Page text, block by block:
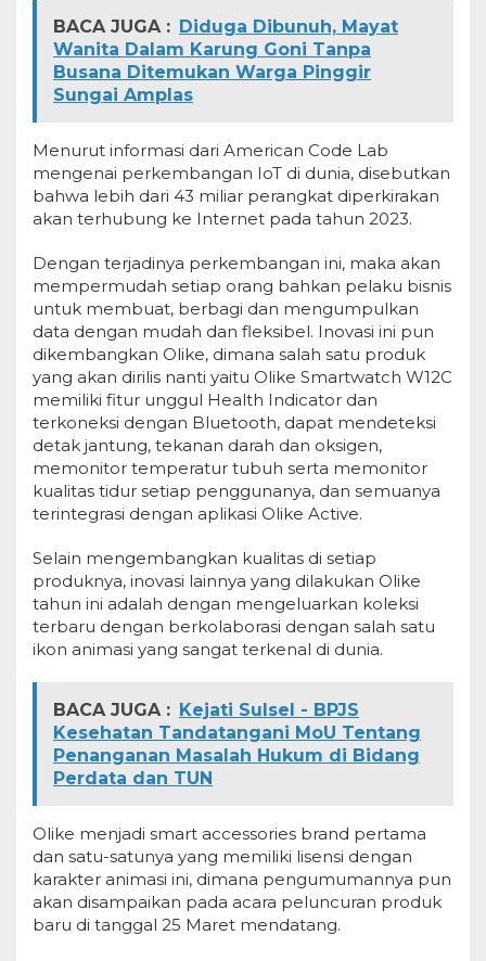
BACA JUGA : Diduga Dibunuh, Mayat
Wanita Dalam Karung Goni Tanpa
Busana Ditemukan Warga Pinggir
Sungai Amplas
Menurut informasi dari American Code Lab
mengenai perkembangan IoT di dunia, disebutkan
bahwa lebih dari 43 miliar perangkat diperkirakan
akan terhubung ke Internet pada tahun 2023.
Dengan terjadinya perkembangan ini, maka akan
mempermudah setiap orang bahkan pelaku bisnis
untuk membuat, berbagi dan mengumpulkan
data dengan mudah dan fleksibel. Inovasi ini pun
dikembangkan Olike, dimana salah satu produk
yang akan dirilis nanti yaitu Olike Smartwatch W12C
memiliki fitur unggul Health Indicator dan
terkoneksi dengan Bluetooth, dapat mendeteksi
detak jantung, tekanan darah dan oksigen,
memonitor temperatur tubuh serta memonitor
kualitas tidur setiap penggunanya, dan semuanya
terintegrasi dengan aplikasi Olike Active.
Selain mengembangkan kualitas di setiap
produknya, inovasi lainnya yang dilakukan Olike
tahun ini adalah dengan mengeluarkan koleksi
terbaru dengan berkolaborasi dengan salah satu
ikon animasi yang sangat terkenal di dunia.
BACA JUGA : Kejati Sulsel - BPJS
Kesehatan Tandatangani MoU Tentang
Penanganan Masalah Hukum di Bidang
Perdata dan TUN
Olike menjadi smart accessories brand pertama
dan satu-satunya yang memiliki lisensi dengan
karakter animasi ini, dimana pengumumannya pun
akan disampaikan pada acara peluncuran produk
baru di tanggal 25 Maret mendatang.